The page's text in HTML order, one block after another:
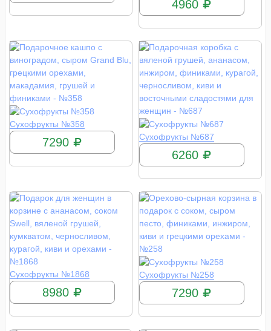
4960
Сухофрукты №358
КУПИТЬ
7290
Сухофрукты №687
КУПИТЬ
6260
Сухофрукты №1868
КУПИТЬ
8980
Сухофрукты №258
КУПИТЬ
7290